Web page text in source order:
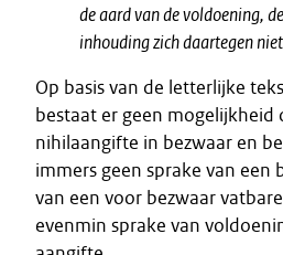
de aard van de voldoening,
inhouding zich daartegen
Op basis van de letterlijke
bestaat er geen mogelijkheid
nihilaangifte in bezwaar en
immers geen sprake van een
van een voor bezwaar
evenmin sprake van